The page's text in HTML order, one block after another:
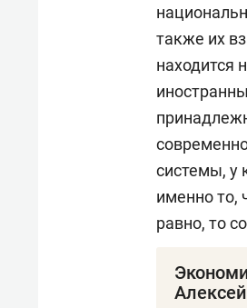
также их
находится
системы, у
именно то,
равно, то